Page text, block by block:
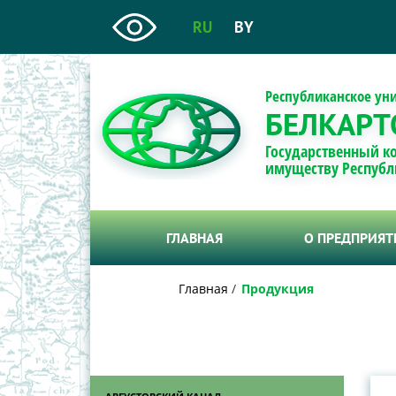
RU BY
Республиканское
Государственный
имуществу
ГЛАВНАЯ О
Главная Продукция